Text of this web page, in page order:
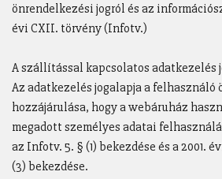
önrendelkezési jogról és az
évi CXII. törvény (Infotv.)
A szállítással kapcsolatos adatkezelés
Az adatkezelés jogalapja a felhasználó
hozzájárulása, hogy a webáruház
megadott személyes adatai
az Infotv. 5. § (1) bekezdése és a 2001.
(3) bekezdése.